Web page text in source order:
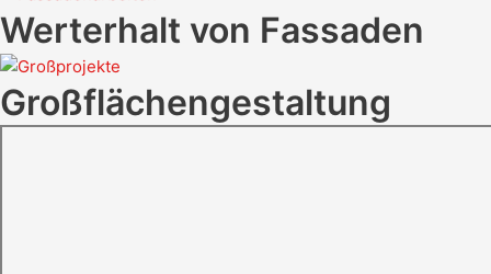
Werterhalt von Fassaden
Großflächengestaltung